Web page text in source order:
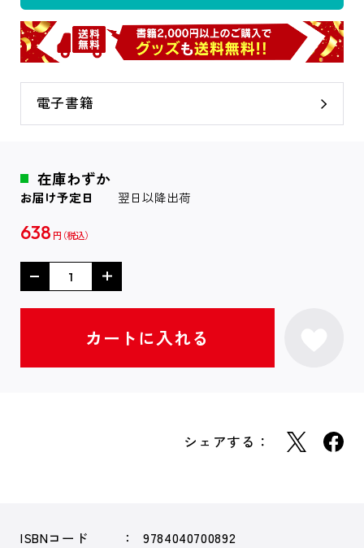
電子書籍
在庫わずか
お届け予定日 翌日以降出荷
638 円
シェアする：
ISBNコード
9784040700892